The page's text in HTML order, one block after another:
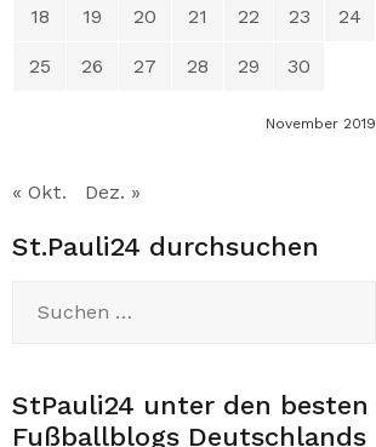
November 2019
18 19 20 21 22 23 24
25 26 27 28 29 30
« Okt. Dez. »
St.Pauli24 durchsuchen
nach:
StPauli24 unter den besten
Fußballblogs Deutschlands